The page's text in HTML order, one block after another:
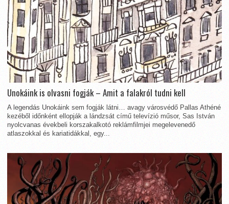
Unokáink is olvasni fogják – Amit a falakról tudni kell
A legendás Unokáink sem fogják látni… avagy városvédő Pallas Athéné
kezéből időnként ellopják a lándzsát című televízió műsor, Sas István
nyolcvanas évekbeli korszakalkotó reklámfilmjei megelevenedő
atlaszokkal és kariatidákkal, egy...